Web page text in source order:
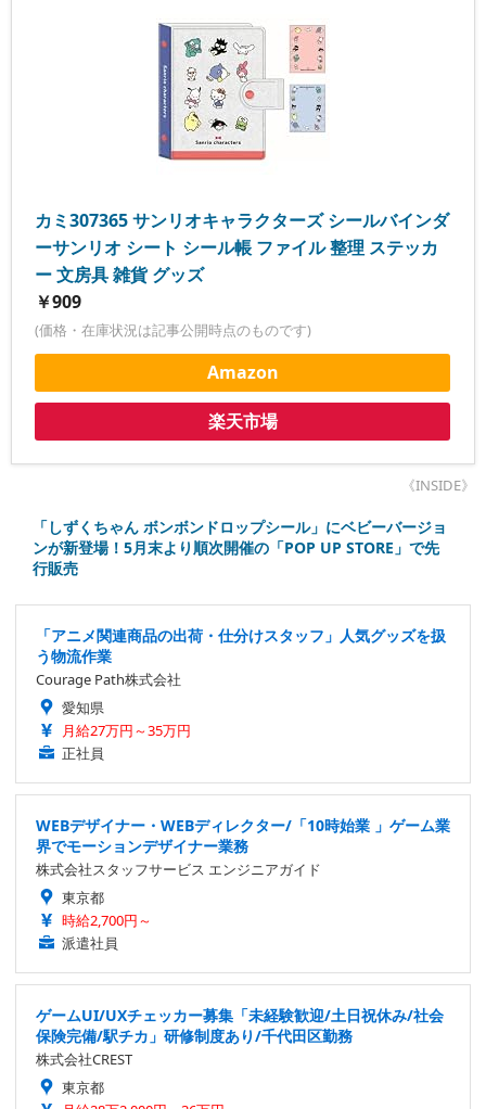
カミ307365 サンリオキャラクターズ シールバインダ
ーサンリオ シート シール帳 ファイル 整理 ステッカ
ー 文房具 雑貨 グッズ
￥909
(価格・在庫状況は記事公開時点のものです)
Amazon
楽天市場
《INSIDE》
「しずくちゃん ボンボンドロップシール」にベビーバージョ
ンが新登場！5月末より順次開催の「POP UP STORE」で先
行販売
「アニメ関連商品の出荷・仕分けスタッフ」人気グッズを扱
う物流作業
Courage Path株式会社
愛知県
月給27万円～35万円
正社員
WEBデザイナー・WEBディレクター/「10時始業 」ゲーム業
界でモーションデザイナー業務
株式会社スタッフサービス エンジニアガイド
東京都
時給2,700円～
派遣社員
ゲームUI/UXチェッカー募集「未経験歓迎/土日祝休み/社会
保険完備/駅チカ」研修制度あり/千代田区勤務
株式会社CREST
東京都